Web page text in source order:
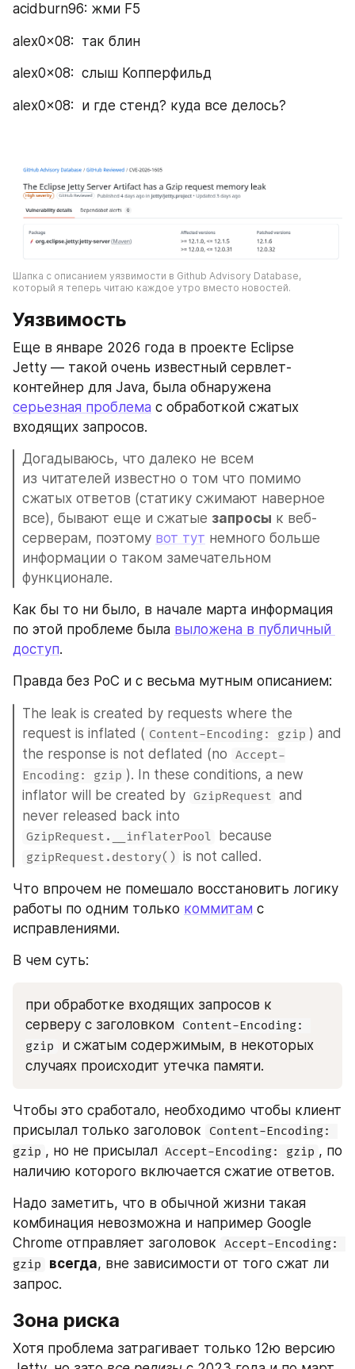
acidburn96: жми F5
alex0x08:  так блин
alex0x08:  слыш Копперфильд
alex0x08:  и где стенд? куда все делось?
Шапка с описанием уязвимости в Github Advisory Database,
который я теперь читаю каждое утро вместо новостей.
Уязвимость
Еще в январе 2026 года в проекте Eclipse
Jetty — такой очень известный сервлет-
серьезная проблема с обработкой сжатых
входящих запросов.
Догадываюсь, что далеко не всем
из читателей известно о том что помимо
сжатых ответов (статику сжимают наверное
все), бывают еще и сжатые запросы к веб-
серверам, поэтому вот тут немного больше
информации о таком замечательном
функционале.
Как бы то ни было, в начале марта информация
по этой проблеме была выложена в публичный
доступ.
Правда без PoC и с весьма мутным описанием:
The leak is created by requests where the
request is inflated ( Content-Encoding: gzip ) and
the response is not deflated (no Accept-
Encoding: gzip ). In these conditions, a new
inflator will be created by GzipRequest and
GzipRequest.__inflaterPool
gzipRequest.destory() is not called.
Что впрочем не помешало восстановить логику
работы по одним только коммитам с
исправлениями.
В чем суть:
при обработке входящих запросов к
серверу с заголовком Content-Encoding:
gzip
и сжатым содержимым, в некоторых
случаях происходит утечка памяти.
Чтобы это сработало, необходимо чтобы клиент
присылал только заголовок
Content-Encoding:
gzip , но не присылал Accept-Encoding: gzip , по
наличию которого включается сжатие ответов.
Надо заметить, что в обычной жизни такая
комбинация невозможна и например Google
Chrome отправляет заголовок Accept-Encoding:
gzip
всегда, вне зависимости от того сжат ли
запрос.
Зона риска
Хотя проблема затрагивает только 12ю версию